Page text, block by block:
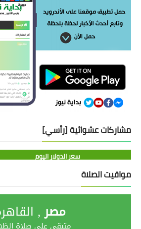
مشاركات عشوائية [رأسي]
سعر الدولار اليوم
مواقيت الصلاة